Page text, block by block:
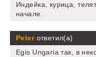
Индейка, курица,
начале.
Peterответил(а)
Egis Ungaria так, в